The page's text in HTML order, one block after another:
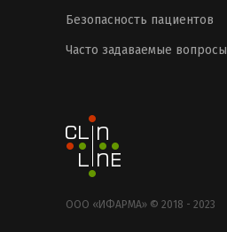
Безопасность пациентов
Часто задаваемые вопросы
ООО «ИФАРМА» © 2018 - 2023